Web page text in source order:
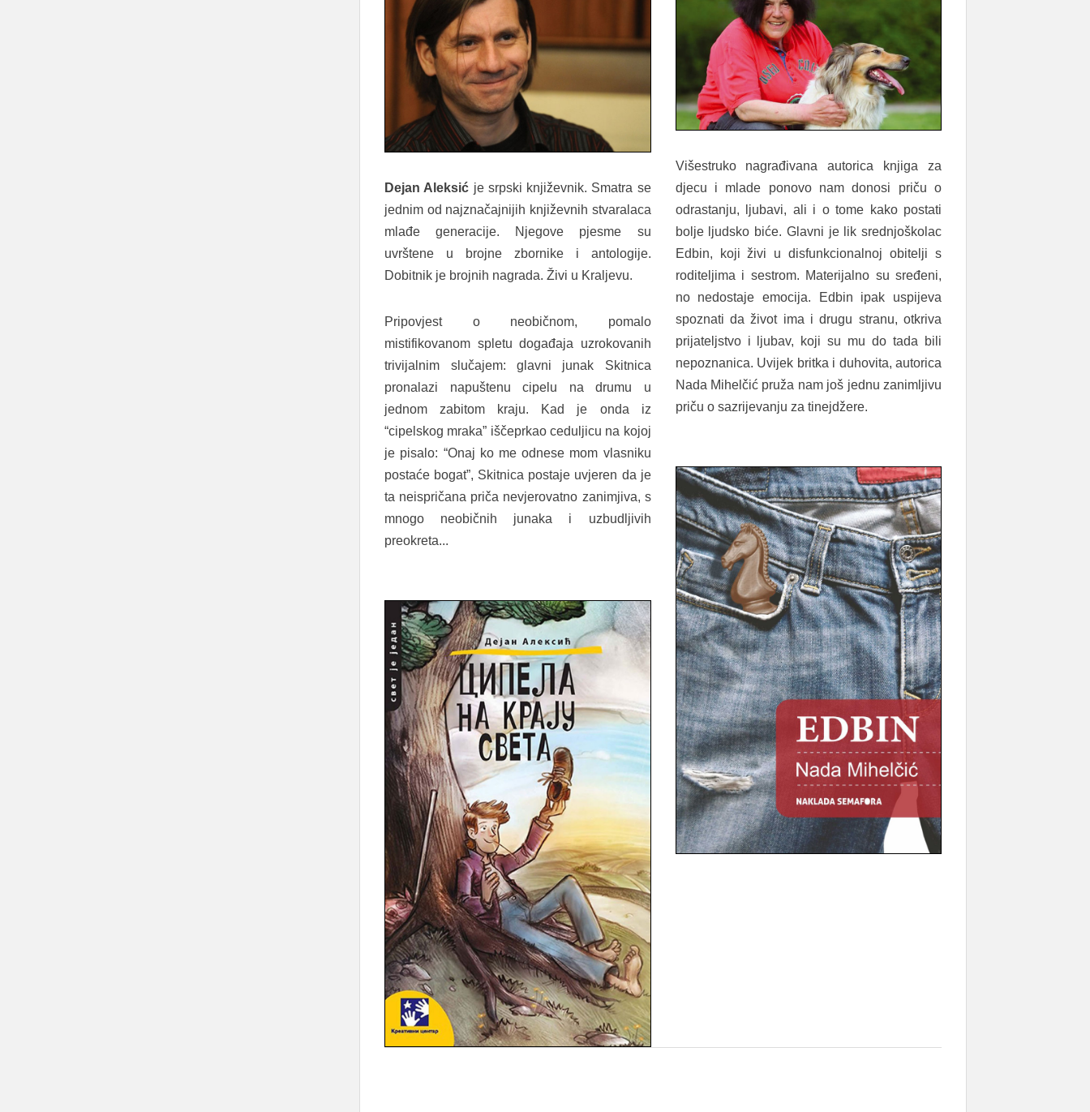
Dejan Aleksić je srpski književnik. Smatra se
jednim od najznačajnijih književnih stvaralaca
mlađe generacije. Njegove pjesme su
uvrštene u brojne zbornike i antologije.
Dobitnik je brojnih nagrada. Živi u Kraljevu.
Pripovjest o neobičnom, pomalo
mistifikovanom spletu događaja uzrokovanih
trivijalnim slučajem: glavni junak Skitnica
pronalazi napuštenu cipelu na drumu u
jednom zabitom kraju. Kad je onda iz
“cipelskog mraka” iščeprkao ceduljicu na kojoj
je pisalo: “Onaj ko me odnese mom vlasniku
postaće bogat”, Skitnica postaje uvjeren da je
ta neispričana priča nevjerovatno zanimjiva, s
mnogo neobičnih junaka i uzbudljivih
preokreta...
Višestruko nagrađivana autorica knjiga za
djecu i mlade ponovo nam donosi priču o
odrastanju, ljubavi, ali i o tome kako postati
bolje ljudsko biće. Glavni je lik srednjoškolac
Edbin, koji živi u disfunkcionalnoj obitelji s
roditeljima i sestrom. Materijalno su sređeni,
no nedostaje emocija. Edbin ipak uspijeva
spoznati da život ima i drugu stranu, otkriva
prijateljstvo i ljubav, koji su mu do tada bili
nepoznanica. Uvijek britka i duhovita, autorica
Nada Mihelčić pruža nam još jednu zanimljivu
priču o sazrijevanju za tinejdžere.